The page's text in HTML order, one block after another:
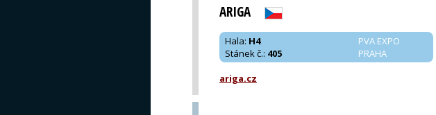
ARIGA
PVA EXPO
PRAHA
Hala: H4
Stánek č.: 405
ariga.cz